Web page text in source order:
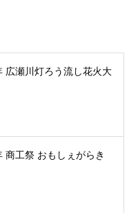
広瀬川灯ろう流し花火大
商工祭 おもしぇがらき